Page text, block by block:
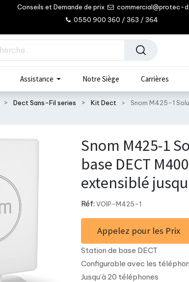
Conseils et Demande de prix
commercial@protec-
0550 900 360 / 363 / 364
Assistance Notre Siège Carrières
Dect Sans-Fil series Kit Dect
Snom M425-1
Snom M425-1
base DECT
extensiblé
Réf: VOIP-M425-1
Appelez pour les Prix
Station de base DECT
Configurable avec les
Jusqu’à 20 téléphones